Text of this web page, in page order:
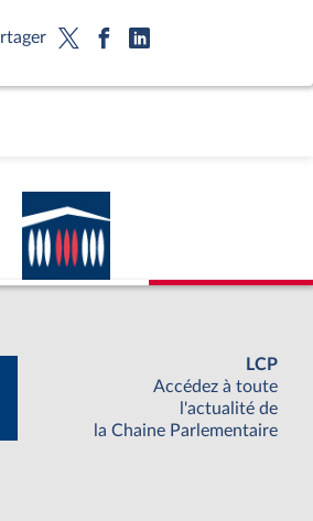
LCP
Accédez à toute
l'actualité de
la Chaine Parlementaire